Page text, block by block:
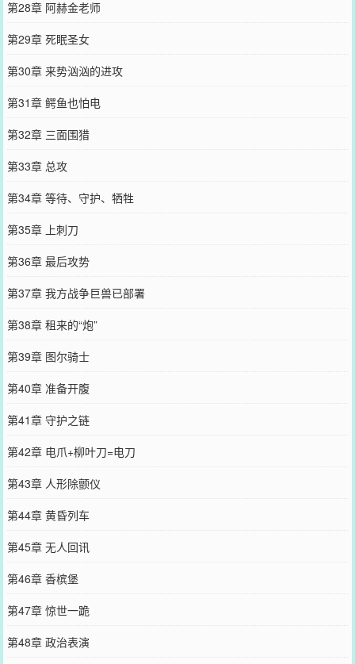
第28章 阿赫金老师
第29章 死眠圣女
第30章 来势汹汹的进攻
第31章 鳄鱼也怕电
第32章 三面围猎
第33章 总攻
第34章 等待、守护、牺牲
第35章 上刺刀
第36章 最后攻势
第37章 我方战争巨兽已部署
第38章 租来的“炮”
第39章 图尔骑士
第40章 准备开腹
第41章 守护之链
第42章 电爪+柳叶刀=电刀
第43章 人形除颤仪
第44章 黄昏列车
第45章 无人回讯
第46章 香槟堡
第47章 惊世一跪
第48章 政治表演